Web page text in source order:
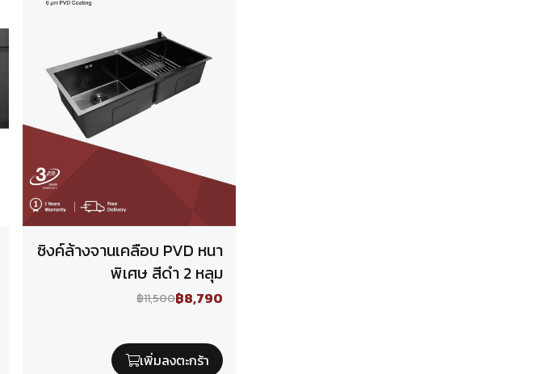
ซิงค์ล้างจานเคลือบ PVD หนา
พิเศษ สีดำ 2 หลุม
฿11,500฿8,790
เพิ่มลงตะกร้า